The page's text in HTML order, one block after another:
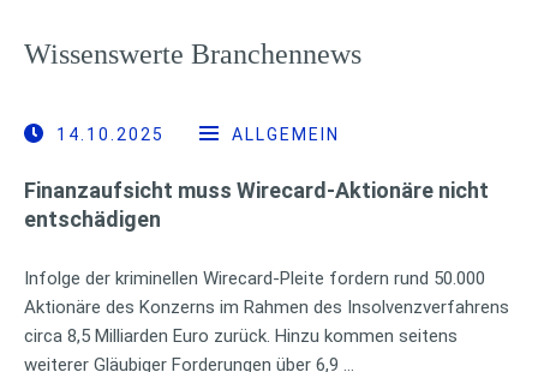
Wissenswerte Branchennews
14.10.2025 ALLGEMEIN
Finanzaufsicht muss Wirecard-Aktionäre nicht
entschädigen
Infolge der kriminellen Wirecard-Pleite fordern rund 50.000
Aktionäre des Konzerns im Rahmen des Insolvenzverfahrens
circa 8,5 Milliarden Euro zurück. Hinzu kommen seitens
weiterer Gläubiger Forderungen über 6,9 …